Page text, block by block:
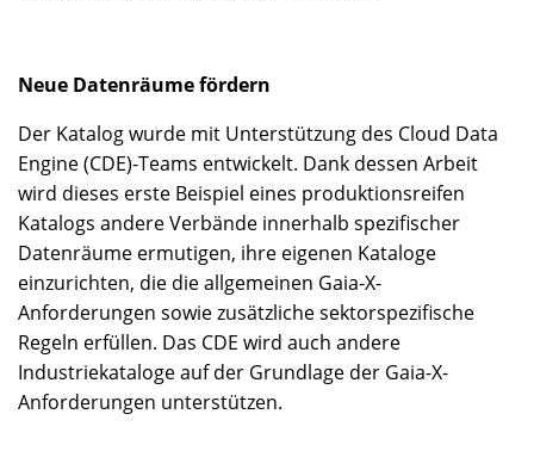
Neue Datenräume fördern
Der Katalog wurde mit Unterstützung des Cloud Data
Engine (CDE)-Teams entwickelt. Dank dessen Arbeit
wird dieses erste Beispiel eines produktionsreifen
Katalogs andere Verbände innerhalb spezifischer
Datenräume ermutigen, ihre eigenen Kataloge
einzurichten, die die allgemeinen Gaia-X-
Anforderungen sowie zusätzliche sektorspezifische
Regeln erfüllen. Das CDE wird auch andere
Industriekataloge auf der Grundlage der Gaia-X-
Anforderungen unterstützen.